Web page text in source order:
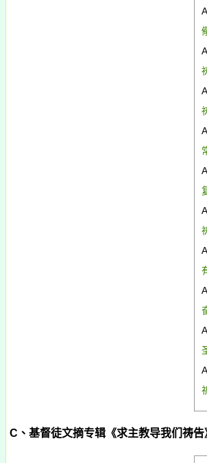
C 、基督徒文摘专辑《求主教导我们祷告